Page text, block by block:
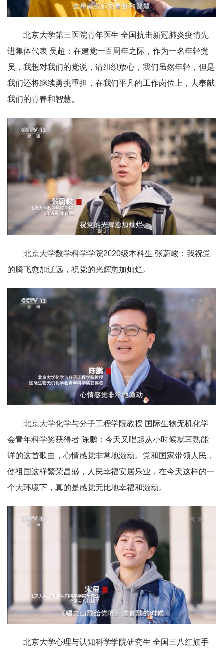
北京大学第三医院青年医生 全国抗击新冠肺炎疫情先
进集体代表 吴超：在建党一百周年之际，作为一名年轻党
员，我想对我们的党说，请组织放心，我们虽然年轻，但是
我们还将继续勇挑重担，在我们平凡的工作岗位上，去奉献
我们的青春和智慧。
北京大学数学科学学院2020级本科生 张蔚峻：我祝党
的腾飞愈加辽远，祝党的光辉愈加灿烂。
北京大学化学与分子工程学院教授 国际生物无机化学
会青年科学奖获得者 陈鹏：今天又唱起从小时候就耳熟能
详的这首歌曲，心情感觉非常地激动。党和国家带领人民，
使祖国这样繁荣昌盛，人民幸福安居乐业，在今天这样的一
个大环境下，真的是感觉无比地幸福和激动。
北京大学心理与认知科学学院研究生 全国三八红旗手